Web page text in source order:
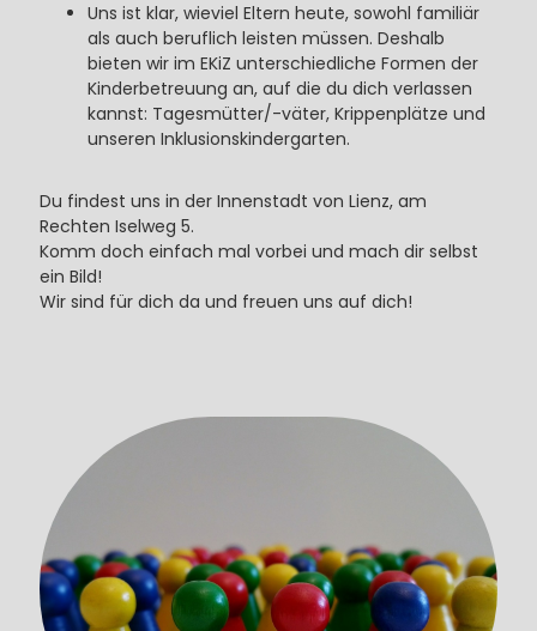
Uns ist klar, wieviel Eltern heute, sowohl familiär
als auch beruflich leisten müssen. Deshalb
bieten wir im EKiZ unterschiedliche Formen der
Kinderbetreuung an, auf die du dich verlassen
kannst: Tagesmütter/-väter, Krippenplätze und
unseren Inklusionskindergarten.
Du findest uns in der Innenstadt von Lienz, am
Rechten Iselweg 5.
Komm doch einfach mal vorbei und mach dir selbst
ein Bild!
Wir sind für dich da und freuen uns auf dich!